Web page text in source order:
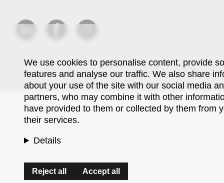
We use cookies to personalise content, provide
features and analyse our traffic. We also share
about your use of the site with our social media
partners, who may combine it with other
have provided to them or collected by them from
their services.
Details
Reject all Accept all